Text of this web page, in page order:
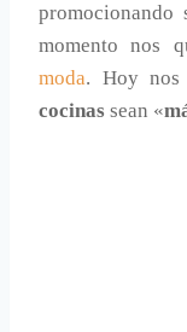
momento nos
moda. Hoy nos
cocinas sean «